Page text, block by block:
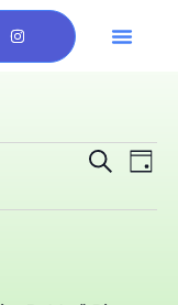
Keresett
Nap